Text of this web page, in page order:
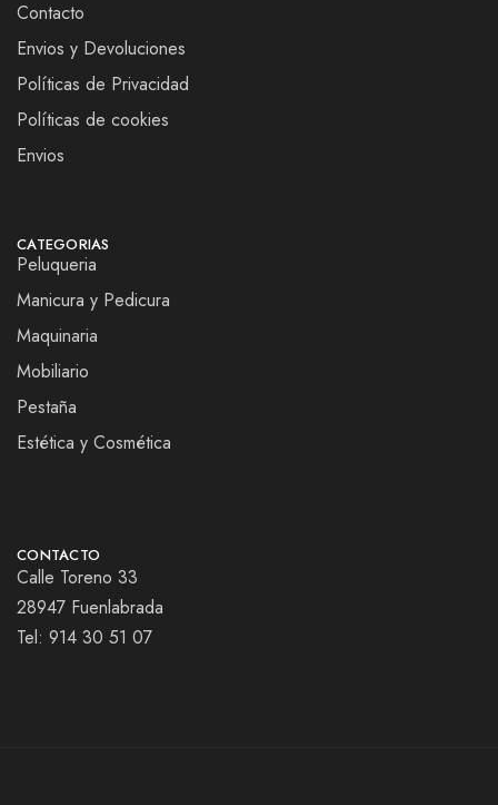
Contacto
Envios y Devoluciones
Políticas de Privacidad
Políticas de cookies
Envios
CATEGORIAS
Peluqueria
Manicura y Pedicura
Maquinaria
Mobiliario
Pestaña
Estética y Cosmética
CONTACTO
Calle Toreno 33
28947 Fuenlabrada
Tel: 914 30 51 07